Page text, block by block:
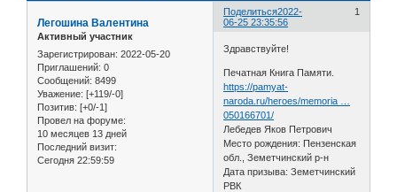
Поделиться 1
2022-
06-25 23:35:56
Легошина Валентина
Активный участник
Зарегистрирован: 2022-05-20
Приглашений: 0
Сообщений: 8499
Уважение: [+119/-0]
Позитив: [+0/-1]
Провел на форуме:
10 месяцев 13 дней
Последний визит:
Сегодня 22:59:59
Здравствуйте!
Печатная Книга Памяти.
https://pamyat-
naroda.ru/heroes/memoria …
050166701/
Лебедев Яков Петрович
Место рождения: Пензенская
обл., Земетчинский р-н
Дата призыва: Земетчинский
РВК